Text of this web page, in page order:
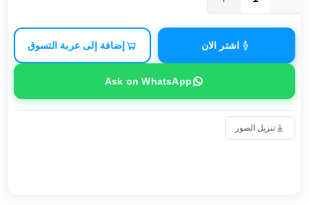
اشتر الان إضافة إلى عربة التسوق
Ask on WhatsApp
تنزيل الصور